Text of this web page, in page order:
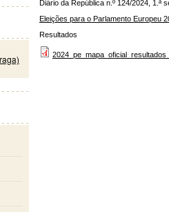
Diário da República n.º 124/2024, 1.ª
Eleições para o Parlamento Europeu
Resultados